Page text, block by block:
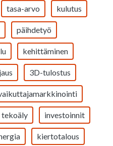
tasa-arvo kulutus
päihdetyö
kehittäminen
3D-tulostus
tekoäly investoinnit
kiertotalous